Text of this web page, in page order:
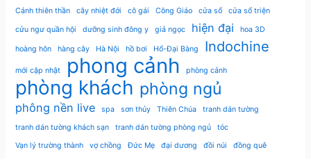
Cánh thiên thần
cây nhiệt đới cô gái Công Giáo cửa sổ cửa sổ triện
cửu ngư quần hội dưỡng sinh đông y giả ngọc hiện đại hoa 3D
hoàng hôn hàng cây Hà Nội hồ bơi Hổ-Đại Bàng Indochine
mới cập nhật phong cảnh phòng cảnh
phòng khách phòng ngủ
phông nền live spa sơn thủy Thiên Chúa
tranh dán tường
tranh dán tường khách sạn
tranh dán tường phòng ngủ
tóc
Vạn lý trường thành
vợ chồng Đức Mẹ đại dương đồi núi đồng quê